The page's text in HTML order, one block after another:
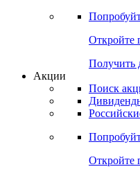
Откройте
Получить
Акции
Поиск
Откройте